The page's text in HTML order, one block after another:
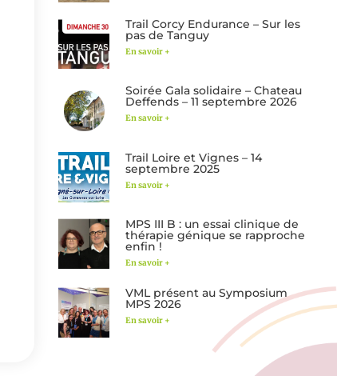
Trail Corcy Endurance – Sur les
pas de Tanguy
En savoir +
Soirée Gala solidaire – Chateau
Deffends – 11 septembre 2026
En savoir +
Trail Loire et Vignes – 14
septembre 2025
En savoir +
MPS III B : un essai clinique de
thérapie génique se rapproche
enfin !
En savoir +
VML présent au Symposium
MPS 2026
En savoir +